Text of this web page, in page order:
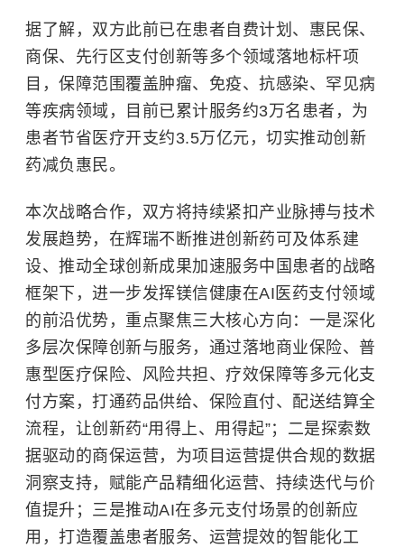
据了解，双方此前已在患者自费计划、惠民保、
商保、先行区支付创新等多个领域落地标杆项
目，保障范围覆盖肿瘤、免疫、抗感染、罕见病
等疾病领域，目前已累计服务约3万名患者，为
患者节省医疗开支约3.5万亿元，切实推动创新
药减负惠民。
本次战略合作，双方将持续紧扣产业脉搏与技术
发展趋势，在辉瑞不断推进创新药可及体系建
设、推动全球创新成果加速服务中国患者的战略
框架下，进一步发挥镁信健康在AI 医药支付领域
的前沿优势，重点聚焦三大核心方向： 一是深化
多层次保障创新与服务，通过落地商业保险、普
惠型医疗保险、风险共担、疗效保障等多元化支
付方案，打通药品供给、保险直付、配送结算全
流程，让创新药“用得上、用得起”；二是探索数
据驱动的商保运营，为项目运营提供合规的数据
洞察支持，赋能产品精细化运营、持续迭代与价
值提升；三是推动AI在多元支付场景的创新应
用，打造覆盖患者服务、运营提效的智能化工